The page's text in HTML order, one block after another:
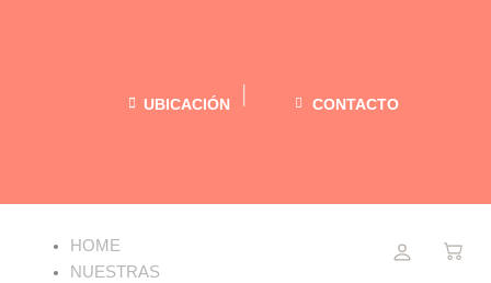
UBICACIÓN CONTACTO
HOME
NUESTRAS
Menu